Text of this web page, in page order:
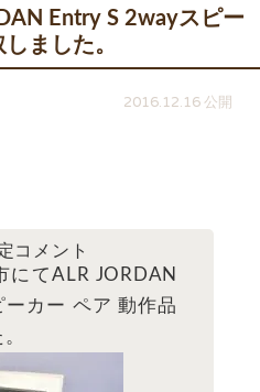
Entry S 2wayスピー
ました。
2016.12.16 公開
コメント
にてALR JORDAN
ーカー ペア 動作品